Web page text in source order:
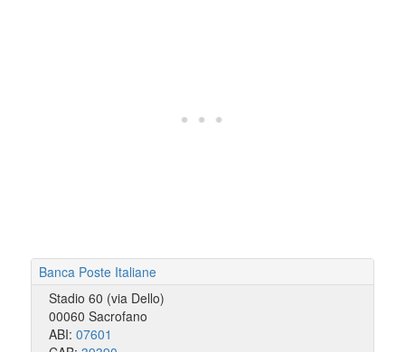
Banca Poste Italiane
Stadio 60 (via Dello)
00060 Sacrofano
ABI: 07601